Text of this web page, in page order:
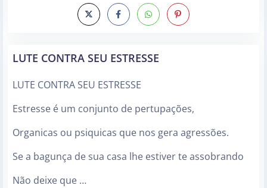
LUTE CONTRA SEU ESTRESSE
LUTE CONTRA SEU ESTRESSE
Estresse é um conjunto de pertupações,
Organicas ou psiquicas que nos gera agressões.
Se a bagunça de sua casa lhe estiver te assobrando
Não deixe que …